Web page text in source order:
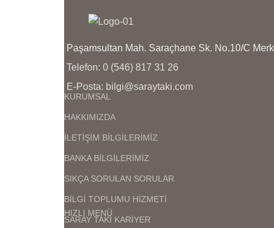
Paşamsultan Mah. Saraçhane Sk. No.10/C
Telefon: 0 (546) 817 31 26
E-Posta: bilgi@saraytaki.com
KURUMSAL
HAKKIMIZDA
İLETİŞİM BİLGİLERİMİZ
BANKA BİLGİLERİMİZ
SIKÇA SORULAN SORULAR
BİLGİ TOPLUMU HİZMETİ
SARAY TAKI KARİYER
HIZLI MENÜ